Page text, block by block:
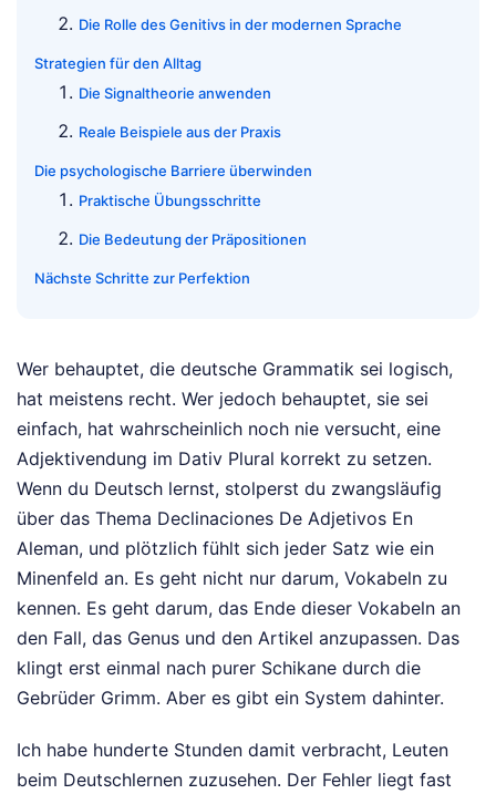
Die Rolle des Genitivs in der modernen Sprache
Strategien für den Alltag
Die Signaltheorie anwenden
Reale Beispiele aus der Praxis
Die psychologische Barriere überwinden
Praktische Übungsschritte
Die Bedeutung der Präpositionen
Nächste Schritte zur Perfektion
Wer behauptet, die deutsche Grammatik sei logisch,
hat meistens recht. Wer jedoch behauptet, sie sei
einfach, hat wahrscheinlich noch nie versucht, eine
Adjektivendung im Dativ Plural korrekt zu setzen.
Wenn du Deutsch lernst, stolperst du zwangsläufig
über das Thema Declinaciones De Adjetivos En
Aleman, und plötzlich fühlt sich jeder Satz wie ein
Minenfeld an. Es geht nicht nur darum, Vokabeln zu
kennen. Es geht darum, das Ende dieser Vokabeln an
den Fall, das Genus und den Artikel anzupassen. Das
klingt erst einmal nach purer Schikane durch die
Gebrüder Grimm. Aber es gibt ein System dahinter.
Ich habe hunderte Stunden damit verbracht, Leuten
beim Deutschlernen zuzusehen. Der Fehler liegt fast